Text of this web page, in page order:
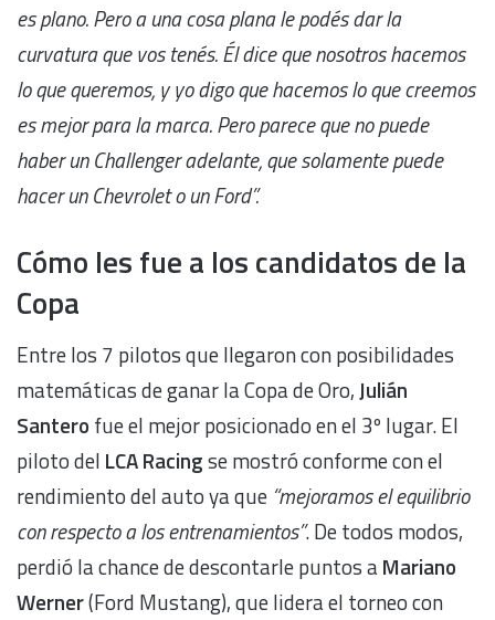
es plano. Pero a una cosa plana le podés dar la
curvatura que vos tenés. Él dice que nosotros hacemos
lo que queremos, y yo digo que hacemos lo que creemos
es mejor para la marca. Pero parece que no puede
haber un Challenger adelante, que solamente puede
hacer un Chevrolet o un Ford”.
Cómo les fue a los candidatos de la
Copa
Entre los 7 pilotos que llegaron con posibilidades
matemáticas de ganar la Copa de Oro,Julián
Santero fue el mejor posicionado en el 3º lugar. El
piloto del LCA Racingse mostró conforme con el
rendimiento del auto ya que “mejoramos el equilibrio
con respecto a los entrenamientos”. De todos modos,
perdió la chance de descontarle puntos aMariano
Werner(Ford Mustang), que lidera el torneo con